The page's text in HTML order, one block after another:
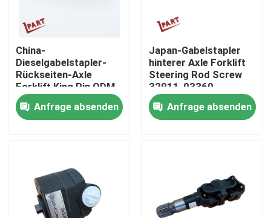
Videos
Gabelstapler-Batterie-Teile
Gabelstapler-Antriebsrad
Elektrischer Gabelstapler-Motor
LED-Gabelstapler-Lichter
China-
Dieselgabelstapler-
Rückseiten-Axle
Forklift King Pin ODM
Anfrage absenden
Japan-Gabelstapler
hinterer Axle Forklift
Steering Rod Screw
32911-03360
Anfrage absenden